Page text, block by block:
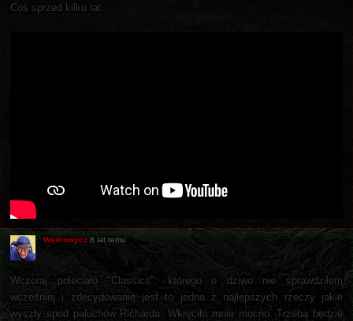
Coś sprzed kilku lat:
Wędrowycz 8 lat temu
Wczoraj poleciało "Classics", którego o dziwo nie sprawdziłem
wcześniej i zdecydowanie jest to jedna z najlepszych rzeczy jakie
wyszły spod paluchów Richarda. Wkręciło mnie mocno. Trzeba będzie